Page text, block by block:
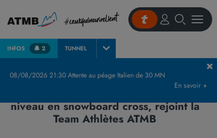
INFOS 2 TUNNEL
08/08/2026 21:30 Attente au péage Italien de 30 MN
En savoir +
niveau en snowboard cross, rejoint la
Team Athlètes ATMB